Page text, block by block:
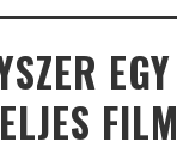
EGY
FILM